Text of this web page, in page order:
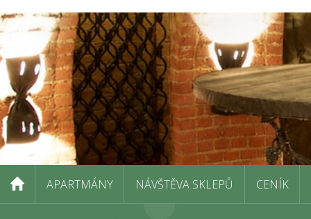
APARTMÁNY NÁVŠTĚVA SKLEPŮ CENÍK